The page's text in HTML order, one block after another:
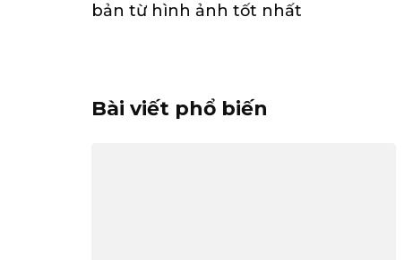
bản từ hình ảnh tốt nhất
Bài viết phổ biến